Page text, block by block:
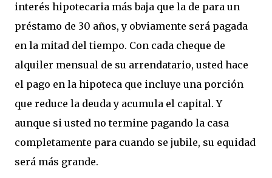
interés hipotecaria más baja que la de para un
préstamo de 30 años, y obviamente será pagada
en la mitad del tiempo. Con cada cheque de
alquiler mensual de su arrendatario, usted hace
el pago en la hipoteca que incluye una porción
que reduce la deuda y acumula el capital. Y
aunque si usted no termine pagando la casa
completamente para cuando se jubile, su equidad
será más grande.